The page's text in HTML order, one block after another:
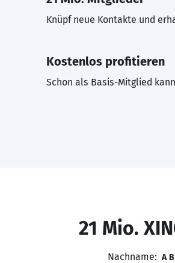
Knüpf neue Kontakte und
Kostenlos profitieren
Schon als Basis-Mitglied
21 Mio.
Nachname: A B